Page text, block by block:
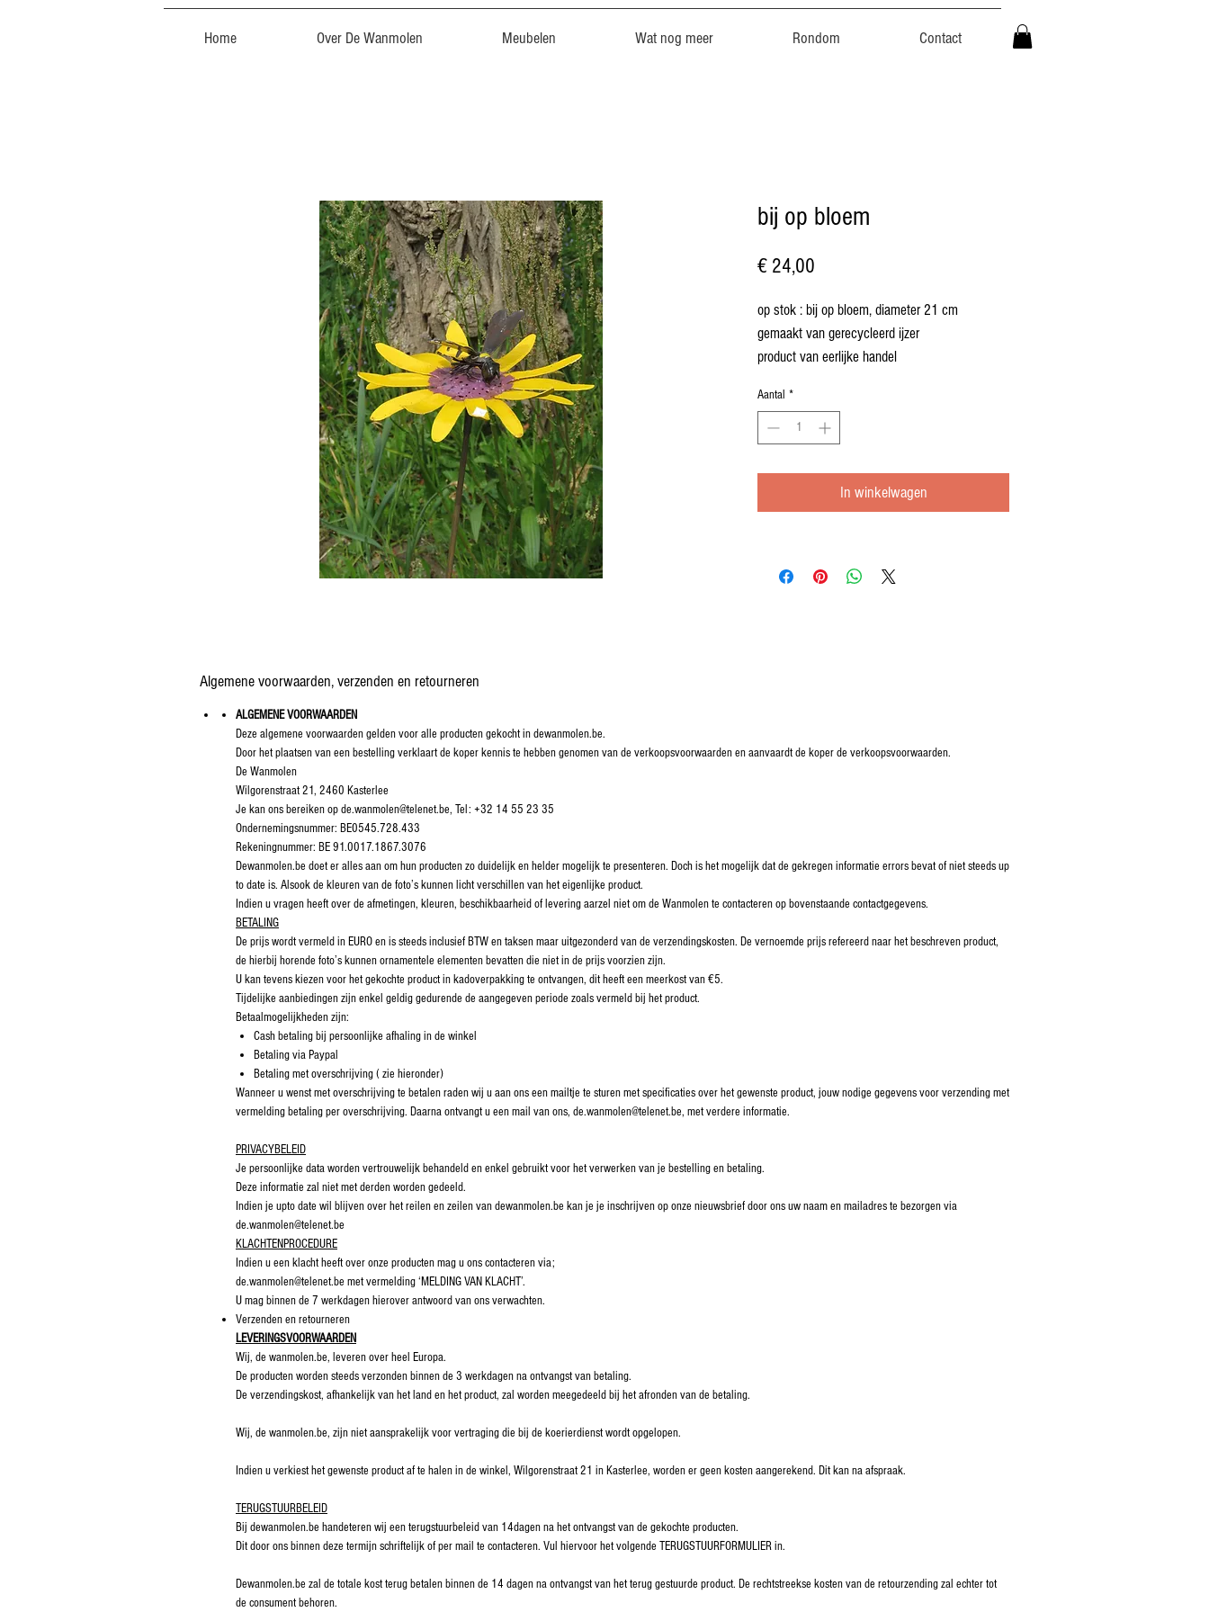
Home Over De Wanmolen Meubelen Wat nog meer Rondom Contact
bij op bloem
€ 24,00
op stok : bij op bloem, diameter 21 cm
gemaakt van gerecycleerd ijzer
product van eerlijke handel
Aantal *
In winkelwagen
Algemene voorwaarden, verzenden en retourneren
ALGEMENE VOORWAARDEN
Deze algemene voorwaarden gelden voor alle producten gekocht in dewanmolen.be.
Door het plaatsen van een bestelling verklaart de koper kennis te hebben genomen van de verkoopsvoorwaarden en aanvaardt de koper de verkoopsvoorwaarden.
De Wanmolen
Wilgorenstraat 21, 2460 Kasterlee
Je kan ons bereiken op de.wanmolen@telenet.be, Tel: +32 14 55 23 35
Ondernemingsnummer: BE0545.728.433
Rekeningnummer: BE 91.0017.1867.3076
Dewanmolen.be doet er alles aan om hun producten zo duidelijk en helder mogelijk te presenteren. Doch is het mogelijk dat de gekregen informatie errors bevat of niet steeds up
to date is. Alsook de kleuren van de foto’s kunnen licht verschillen van het eigenlijke product.
Indien u vragen heeft over de afmetingen, kleuren, beschikbaarheid of levering aarzel niet om de Wanmolen te contacteren op bovenstaande contactgegevens.
BETALING
De prijs wordt vermeld in EURO en is steeds inclusief BTW en taksen maar uitgezonderd van de verzendingskosten. De vernoemde prijs refereerd naar het beschreven product,
de hierbij horende foto’s kunnen ornamentele elementen bevatten die niet in de prijs voorzien zijn.
U kan tevens kiezen voor het gekochte product in kadoverpakking te ontvangen, dit heeft een meerkost van €5.
Tijdelijke aanbiedingen zijn enkel geldig gedurende de aangegeven periode zoals vermeld bij het product.
Betaalmogelijkheden zijn:
Cash betaling bij persoonlijke afhaling in de winkel
Betaling via Paypal
Betaling met overschrijving ( zie hieronder)
Wanneer u wenst met overschrijving te betalen raden wij u aan ons een mailtje te sturen met specificaties over het gewenste product, jouw nodige gegevens voor verzending met
vermelding betaling per overschrijving. Daarna ontvangt u een mail van ons, de.wanmolen@telenet.be, met verdere informatie.
PRIVACYBELEID
Je persoonlijke data worden vertrouwelijk behandeld en enkel gebruikt voor het verwerken van je bestelling en betaling.
Deze informatie zal niet met derden worden gedeeld.
Indien je upto date wil blijven over het reilen en zeilen van dewanmolen.be kan je je inschrijven op onze nieuwsbrief door ons uw naam en mailadres te bezorgen via
de.wanmolen@telenet.be
KLACHTENPROCEDURE
Indien u een klacht heeft over onze producten mag u ons contacteren via;
de.wanmolen@telenet.be met vermelding ‘MELDING VAN KLACHT’.
U mag binnen de 7 werkdagen hierover antwoord van ons verwachten.
Verzenden en retourneren
LEVERINGSVOORWAARDEN
Wij, de wanmolen.be, leveren over heel Europa.
De producten worden steeds verzonden binnen de 3 werkdagen na ontvangst van betaling.
De verzendingskost, afhankelijk van het land en het product, zal worden meegedeeld bij het afronden van de betaling.
Wij, de wanmolen.be, zijn niet aansprakelijk voor vertraging die bij de koerierdienst wordt opgelopen.
Indien u verkiest het gewenste product af te halen in de winkel, Wilgorenstraat 21 in Kasterlee, worden er geen kosten aangerekend. Dit kan na afspraak.
TERUGSTUURBELEID
Bij dewanmolen.be handeteren wij een terugstuurbeleid van 14dagen na het ontvangst van de gekochte producten.
Dit door ons binnen deze termijn schriftelijk of per mail te contacteren. Vul hiervoor het volgende TERUGSTUURFORMULIER in.
Dewanmolen.be zal de totale kost terug betalen binnen de 14 dagen na ontvangst van het terug gestuurde product. De rechtstreekse kosten van de retourzending zal echter tot
de consument behoren.